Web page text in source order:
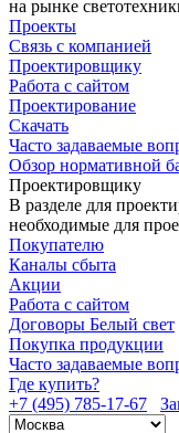
на рынке
Проекты
Связь с компанией
Проектировщику
Работа с сайтом
Проектирование
Скачать
Часто задаваемые
Обзор нормативной
Проектировщику
В разделе для
необходимые для
Покупателю
Каналы сбыта
Акции
Работа с сайтом
Договоры Белый свет
Покупка продукции
Часто задаваемые
Где купить?
+7 (495) 785-17-67